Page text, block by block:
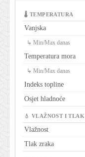
🌡 TEMPERATURA
Vanjska
↳ Min/Max danas
Temperatura mora
↳ Min/Max danas
Indeks topline
Osjet hladnoće
💧 VLAŽNOST I TLAK
Vlažnost
Tlak zraka